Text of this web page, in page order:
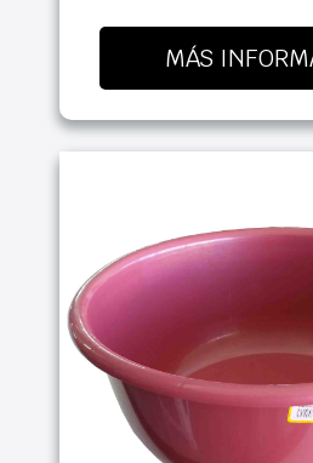
MÁS